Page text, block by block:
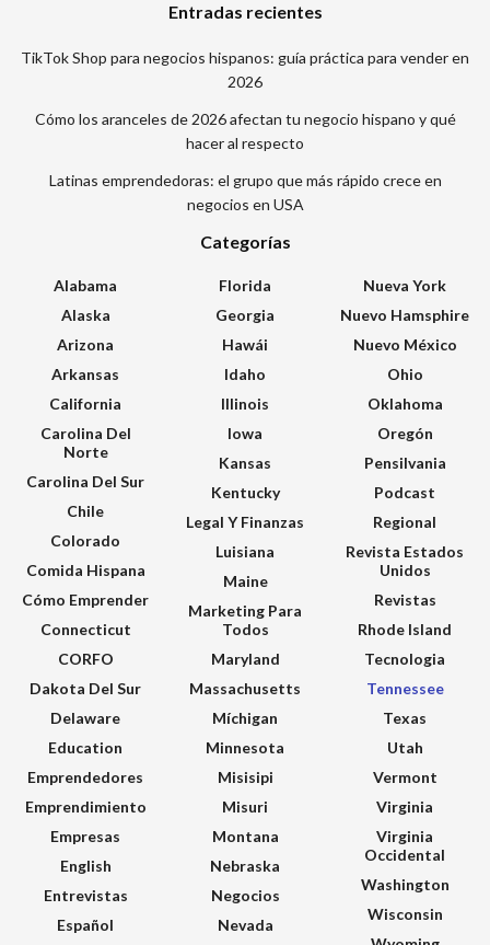
Entradas recientes
TikTok Shop para negocios hispanos: guía práctica para vender en
2026
Cómo los aranceles de 2026 afectan tu negocio hispano y qué
hacer al respecto
Latinas emprendedoras: el grupo que más rápido crece en
negocios en USA
Categorías
Alabama
Alaska
Arizona
Arkansas
California
Carolina Del
Norte
Carolina Del Sur
Chile
Colorado
Comida Hispana
Cómo Emprender
Connecticut
CORFO
Dakota Del Sur
Delaware
Education
Emprendedores
Emprendimiento
Empresas
English
Entrevistas
Español
Florida
Georgia
Hawái
Idaho
Illinois
Iowa
Kansas
Kentucky
Legal Y Finanzas
Luisiana
Maine
Marketing Para
Todos
Maryland
Massachusetts
Míchigan
Minnesota
Misisipi
Misuri
Montana
Nebraska
Negocios
Nevada
Nueva York
Nuevo Hamsphire
Nuevo México
Ohio
Oklahoma
Oregón
Pensilvania
Podcast
Regional
Revista Estados
Unidos
Revistas
Rhode Island
Tecnologia
Tennessee
Texas
Utah
Vermont
Virginia
Virginia
Occidental
Washington
Wisconsin